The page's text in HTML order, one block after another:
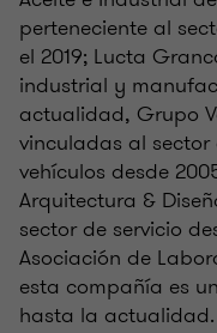
perteneciente al
el 2019; Lucta
industrial y
actualidad, Grupo
vinculadas al
vehículos desde
Arquitectura &
sector de servicio
Asociación de
esta compañía es
hasta la actualidad.